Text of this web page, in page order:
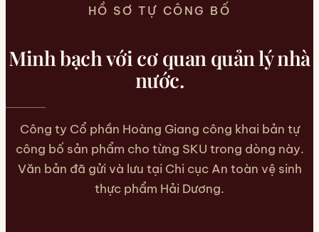
HỒ SƠ TỰ CÔNG BỐ
Minh bạch với cơ quan quản lý nhà
nước.
Công ty Cổ phần Hoàng Giang công khai bản tự
công bố sản phẩm cho từng SKU trong dòng này.
Văn bản đã gửi và lưu tại Chi cục An toàn vệ sinh
thực phẩm Hải Dương.